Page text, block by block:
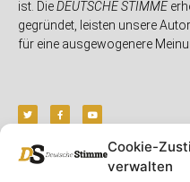
Cookie-
verwalten
ist. DieDEUTSCHE STIMME
gegründet, leisten unsere
für eine ausgewogenere
Unser Magazin